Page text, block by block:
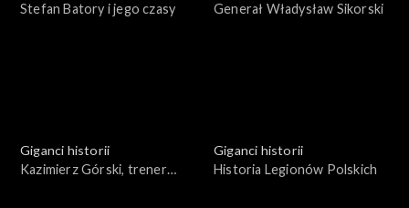
Stefan Batory i jego czasy
Generał Władysław Sikorski
Giganci historii
Kazimierz Górski, trener
Giganci historii
Historia Legionów Polskich